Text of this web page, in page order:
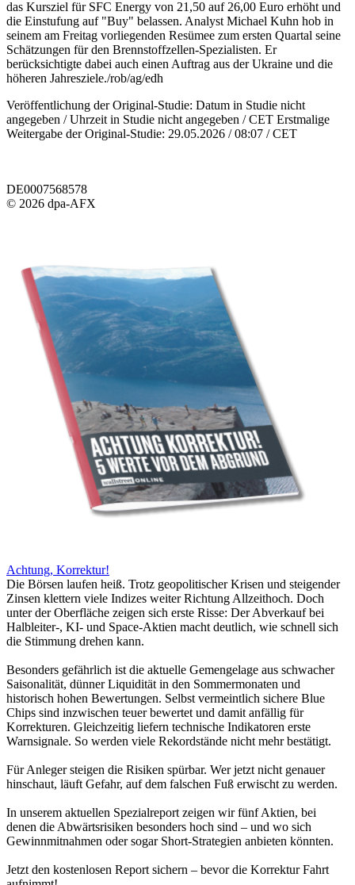
das Kursziel für SFC Energy von 21,50 auf 26,00 Euro erhöht und
die Einstufung auf "Buy" belassen. Analyst Michael Kuhn hob in
seinem am Freitag vorliegenden Resümee zum ersten Quartal seine
Schätzungen für den Brennstoffzellen-Spezialisten. Er
berücksichtigte dabei auch einen Auftrag aus der Ukraine und die
höheren Jahresziele./rob/ag/edh
Veröffentlichung der Original-Studie: Datum in Studie nicht
angegeben / Uhrzeit in Studie nicht angegeben / CET Erstmalige
Weitergabe der Original-Studie: 29.05.2026 / 08:07 / CET
DE0007568578
© 2026 dpa-AFX
Achtung, Korrektur!
Die Börsen laufen heiß. Trotz geopolitischer Krisen und steigender
Zinsen klettern viele Indizes weiter Richtung Allzeithoch. Doch
unter der Oberfläche zeigen sich erste Risse: Der Abverkauf bei
Halbleiter-, KI- und Space-Aktien macht deutlich, wie schnell sich
die Stimmung drehen kann.
Besonders gefährlich ist die aktuelle Gemengelage aus schwacher
Saisonalität, dünner Liquidität in den Sommermonaten und
historisch hohen Bewertungen. Selbst vermeintlich sichere Blue
Chips sind inzwischen teuer bewertet und damit anfällig für
Korrekturen. Gleichzeitig liefern technische Indikatoren erste
Warnsignale. So werden viele Rekordstände nicht mehr bestätigt.
Für Anleger steigen die Risiken spürbar. Wer jetzt nicht genauer
hinschaut, läuft Gefahr, auf dem falschen Fuß erwischt zu werden.
In unserem aktuellen Spezialreport zeigen wir fünf Aktien, bei
denen die Abwärtsrisiken besonders hoch sind – und wo sich
Gewinnmitnahmen oder sogar Short-Strategien anbieten könnten.
Jetzt den kostenlosen Report sichern – bevor die Korrektur Fahrt